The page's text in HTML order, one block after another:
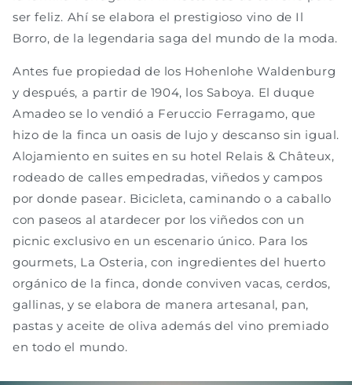
ser feliz. Ahí se elabora el prestigioso vino de Il
Borro, de la legendaria saga del mundo de la moda.
Antes fue propiedad de los Hohenlohe Waldenburg
y después, a partir de 1904, los Saboya. El duque
Amadeo se lo vendió a Feruccio Ferragamo, que
hizo de la finca un oasis de lujo y descanso sin igual.
Alojamiento en suites en su hotel Relais & Châteux,
rodeado de calles empedradas, viñedos y campos
por donde pasear. Bicicleta, caminando o a caballo
con paseos al atardecer por los viñedos con un
picnic exclusivo en un escenario único. Para los
gourmets, La Osteria, con ingredientes del huerto
orgánico de la finca, donde conviven vacas, cerdos,
gallinas, y se elabora de manera artesanal, pan,
pastas y aceite de oliva además del vino premiado
en todo el mundo.